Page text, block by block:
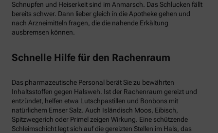
Schnupfen und Heiserkeit sind im Anmarsch. Das Schlucken fällt
bereits schwer. Dann lieber gleich in die Apotheke gehen und
nach Arzneimitteln fragen, die die nahende Erkältung
ausbremsen können.
Schnelle Hilfe für den Rachenraum
Das pharmazeutische Personal berät Sie zu bewährten
Inhaltsstoffen gegen Halsweh. Ist der Rachenraum gereizt und
entzündet, helfen etwa Lutschpastillen und Bonbons mit
natürlichem Emser Salz. Auch Isländisch Moos, Eibisch,
Spitzwegerich oder Primel zeigen Wirkung. Eine schützende
Schleimschicht legt sich auf die gereizten Stellen im Hals, das